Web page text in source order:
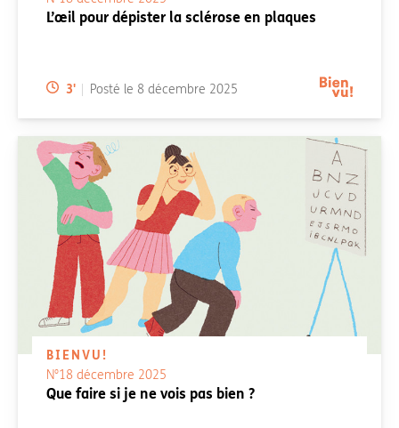
L’œil pour dépister la sclérose en plaques
Temps de lecture:
3' Posté le 8 décembre 2025
BIENVU!
N°18 décembre 2025
Que faire si je ne vois pas bien ?